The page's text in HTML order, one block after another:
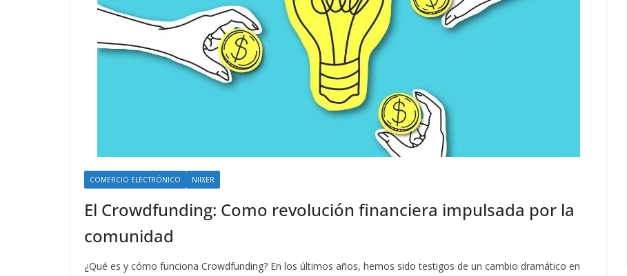
COMERCIO ELECTRÓNICO NIIXER
El Crowdfunding: Como revolución financiera impulsada por la
comunidad
¿Qué es y cómo funciona Crowdfunding? En los últimos años, hemos sido testigos de un cambio dramático en